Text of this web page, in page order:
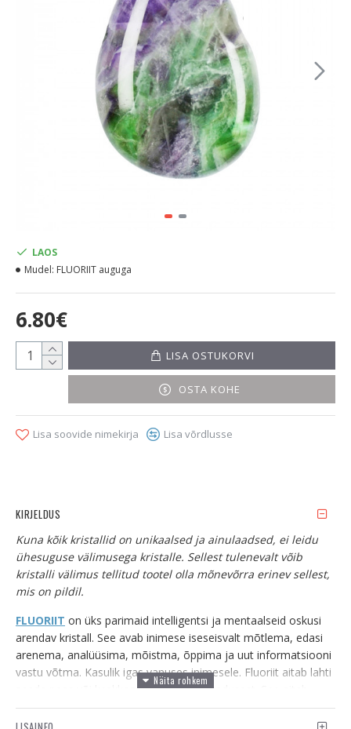
6.80€
LAOS
Mudel: FLUORIIT auguga
LISA OSTUKORVI
OSTA KOHE
Lisa soovide nimekirja Lisa võrdlusse
KIRJELDUS
Kuna kõik kristallid on unikaalsed ja ainulaadsed, ei leidu
ühesuguse välimusega kristalle. Sellest tulenevalt võib
kristalli välimus tellitud tootel olla mõnevõrra erinev sellest,
mis on pildil.
FLUORIIT on üks parimaid intelligentsi ja mentaalseid oskusi
arendav kristall. See avab inimese iseseisvalt mõtlema, edasi
arenema, analüüsima, mõistma, õppima ja uut informatsiooni
vastu võtma. Kasulik igas vanuses inimesele. Fluoriit aitab lahti
saada peas või keskkonnas olevast segadusest. See aitab
energiaid korrastada ja suurendab mõistmist. Fluoriiti ühel või
teisel kujul kasutades ellu vaid arenemist. Blokeerib